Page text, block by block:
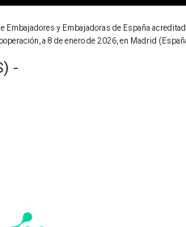
Embajadores y Embajadoras de España
a 8 de enero de 2026, en Madrid
-